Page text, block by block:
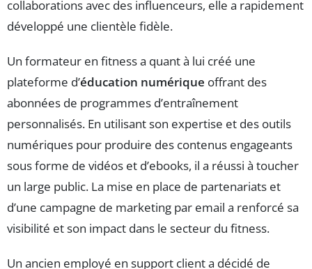
collaborations avec des influenceurs, elle a rapidement
développé une clientèle fidèle.
Un formateur en fitness a quant à lui créé une
plateforme d’éducation numérique offrant des
abonnées de programmes d’entraînement
personnalisés. En utilisant son expertise et des outils
numériques pour produire des contenus engageants
sous forme de vidéos et d’ebooks, il a réussi à toucher
un large public. La mise en place de partenariats et
d’une campagne de marketing par email a renforcé sa
visibilité et son impact dans le secteur du fitness.
Un ancien employé en support client a décidé de